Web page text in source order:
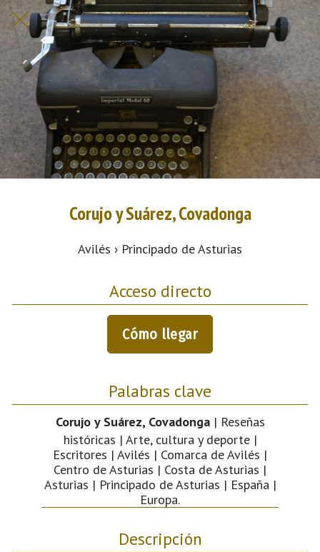
Corujo y Suárez, Covadonga
Avilés › Principado de Asturias
Acceso directo
Cómo llegar
Palabras clave
Corujo y Suárez, Covadonga| Reseñas
históricas | Arte, cultura y deporte |
Escritores | Avilés | Comarca de Avilés |
Centro de Asturias | Costa de Asturias |
Asturias | Principado de Asturias | España |
Europa.
Descripción